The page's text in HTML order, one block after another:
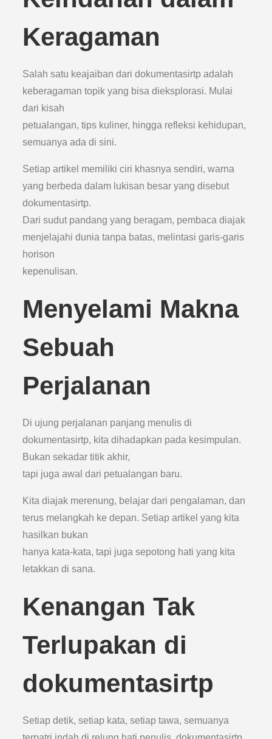
Keragaman
Salah satu keajaiban dari dokumentasirtp adalah
keberagaman topik yang bisa dieksplorasi. Mulai
dari kisah
petualangan, tips kuliner, hingga refleksi kehidupan,
semuanya ada di sini.
Setiap artikel memiliki ciri khasnya sendiri, warna
yang berbeda dalam lukisan besar yang disebut
dokumentasirtp.
Dari sudut pandang yang beragam, pembaca diajak
menjelajahi dunia tanpa batas, melintasi garis-garis
horison
kepenulisan.
Menyelami Makna
Sebuah
Perjalanan
Di ujung perjalanan panjang menulis di
dokumentasirtp, kita dihadapkan pada kesimpulan.
Bukan sekadar titik akhir,
tapi juga awal dari petualangan baru.
Kita diajak merenung, belajar dari pengalaman, dan
terus melangkah ke depan. Setiap artikel yang kita
hasilkan bukan
hanya kata-kata, tapi juga sepotong hati yang kita
letakkan di sana.
Kenangan Tak
Terlupakan di
dokumentasirtp
Setiap detik, setiap kata, setiap tawa, semuanya